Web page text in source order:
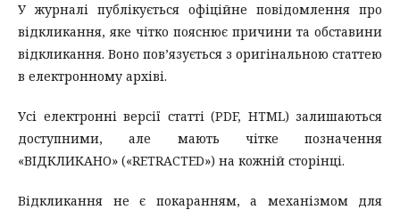
У журналі публікується офіційне повідомлення про
відкликання, яке чітко пояснює причини та обставини
відкликання. Воно пов’язується з оригінальною статтею
в електронному архіві.
Усі електронні версії статті (PDF, HTML) залишаються
доступними, але мають чітке позначення
«ВІДКЛИКАНО» («RETRACTED») на кожній сторінці.
Відкликання не є покаранням, а механізмом для